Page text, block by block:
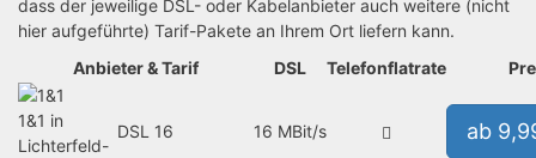
dass der jeweilige DSL- oder Kabelanbieter auch weitere (nicht
hier aufgeführte) Tarif-Pakete an Ihrem Ort liefern kann.
Anbieter & Tarif
DSL Telefonflatrate
1&1 in
Lichterfeld-
DSL 16 16 MBit/s ab